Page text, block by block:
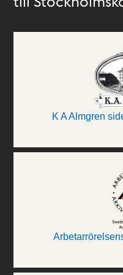
K A Almgren